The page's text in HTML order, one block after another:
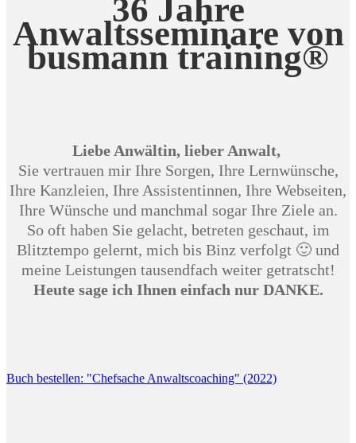
36 Jahre
Anwaltsseminare von
busmann training®
Liebe Anwältin, lieber Anwalt,
Sie vertrauen mir Ihre Sorgen, Ihre Lernwünsche,
Ihre Kanzleien, Ihre Assistentinnen, Ihre Webseiten,
Ihre Wünsche und manchmal sogar Ihre Ziele an.
So oft haben Sie gelacht, betreten geschaut, im
Blitztempo gelernt, mich bis Binz verfolgt 🙂 und
meine Leistungen tausendfach weiter getratscht!
Heute sage ich Ihnen einfach nur DANKE.
Buch bestellen: "Chefsache Anwaltscoaching" (2022)